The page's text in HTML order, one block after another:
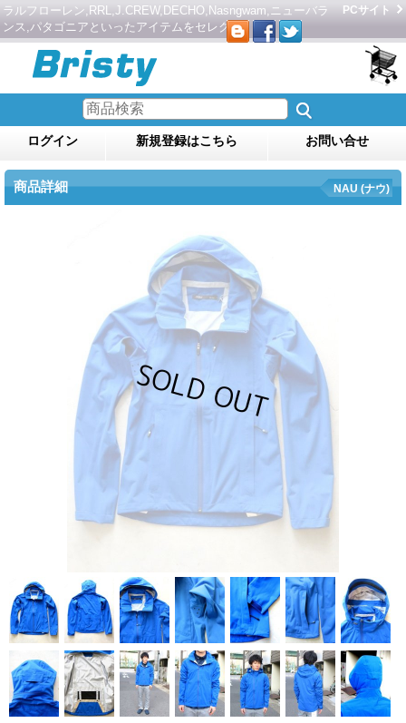
ラルフローレン,RRL,J.CREW,DECHO,Nasngwam,ニューバラ
ンス,パタゴニアといったアイテムをセレクト。
PCサイト
ログイン 新規登録はこちら お問い合せ
商品詳細 NAU (ナウ)